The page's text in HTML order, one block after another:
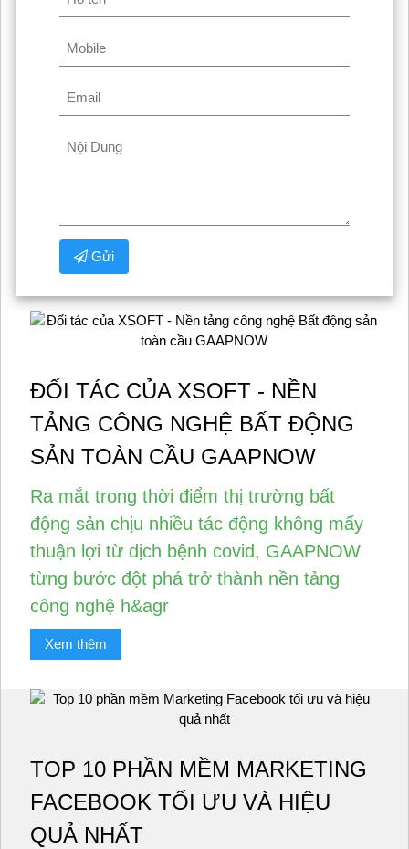
Gửi
ĐỐI TÁC CỦA XSOFT - NỀN
TẢNG CÔNG NGHỆ BẤT ĐỘNG
SẢN TOÀN CẦU GAAPNOW
Ra mắt trong thời điểm thị trường bất
động sản chịu nhiều tác động không mấy
thuận lợi từ dịch bệnh covid, GAAPNOW
từng bước đột phá trở thành nền tảng
công nghệ h&agr
Xem thêm
TOP 10 PHẦN MỀM MARKETING
FACEBOOK TỐI ƯU VÀ HIỆU
QUẢ NHẤT